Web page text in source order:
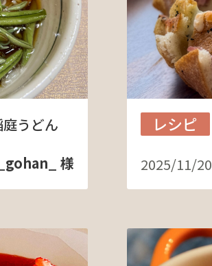
うどん
様
レシピ
2025/11/20